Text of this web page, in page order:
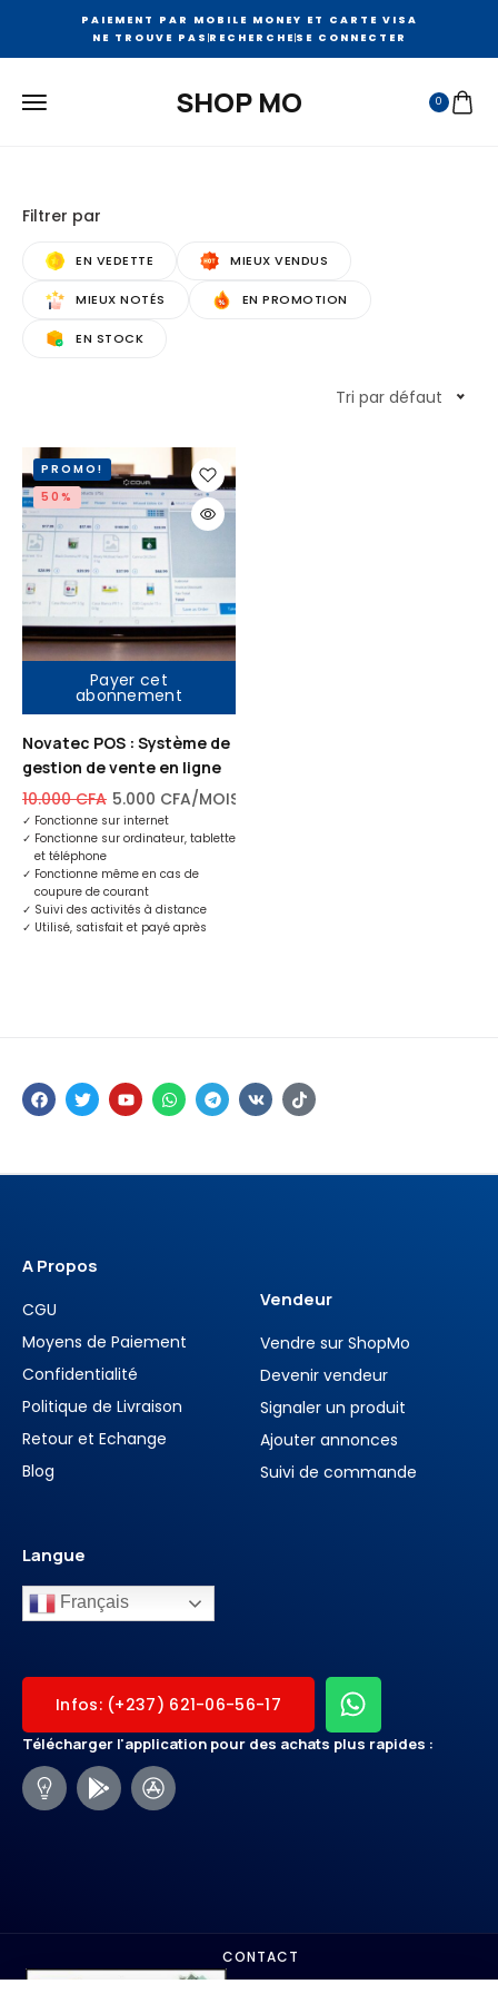
PAIEMENT PAR MOBILE MONEY ET CARTE VISA
NE TROUVE PAS RECHERCHESE CONNECTER
SHOP MO 0
Filtrer par
EN VEDETTE MIEUX VENDUS
MIEUX NOTÉS EN PROMOTION
EN STOCK
Tri par défaut
Payer cet
abonnement
PROMO!
50%
Novatec POS : Système de
gestion de vente en ligne
10.000CFA 5.000 CFA/MOIS
✓ Fonctionne sur internet
✓ Fonctionne sur ordinateur, tablette
et téléphone
✓ Fonctionne même en cas de
coupure de courant
✓ Suivi des activités à distance
✓ Utilisé, satisfait et payé après
A Propos
CGU
Moyens de Paiement
Confidentialité
Politique de Livraison
Retour et Echange
Blog
Vendeur
Vendre sur ShopMo
Devenir vendeur
Signaler un produit
Ajouter annonces
Suivi de commande
Langue
Français
Infos: (+237) 621-06-56-17
Télécharger l'application pour des achats plus rapides :
CONTACT